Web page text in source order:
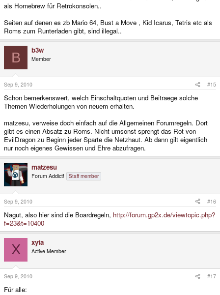
als Homebrew für Retrokonsolen..
Seiten auf denen es zb Mario 64, Bust a Move , Kid Icarus, Tetris etc als
Roms zum Runterladen gibt, sind illegal..
B b3w
Member
Sep 9, 2010 #15
Schon bemerkenswert, welch Einschaltquoten und Beitraege solche
Themen Wiederholungen von neuem erhalten.
matzesu, verweise doch einfach auf die Allgemeinen Forumregeln. Dort
gibt es einen Absatz zu Roms. Nicht umsonst sprengt das Rot von
EvilDragon zu Beginn jeder Sparte die Netzhaut. Ab dann gilt eigentlich
nur noch eigenes Gewissen und Ehre abzufragen.
matzesu
Forum Addict! Staff member
Sep 9, 2010 #16
Nagut, also hier sind die Boardregeln, http://forum.gp2x.de/viewtopic.php?
f=23&t=10400
X xyta
Active Member
Sep 9, 2010 #17
Für alle: